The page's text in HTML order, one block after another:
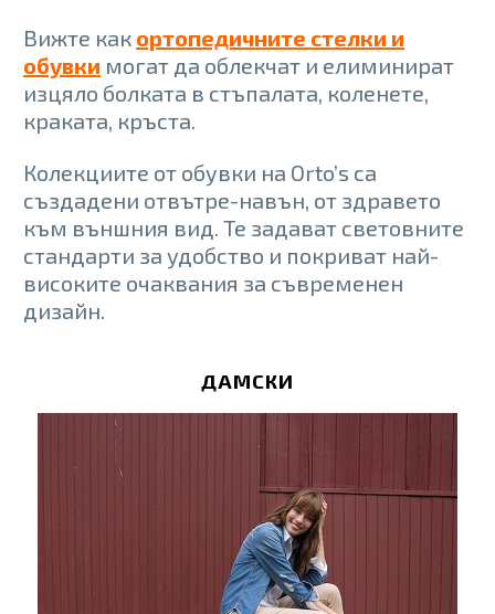
Вижте как ортопедичните стелки и
обувки могат да облекчат и елиминират
изцяло болката в стъпалата, коленете,
краката, кръста.
Колекциите от обувки на Orto’s са
създадени отвътре-навън, от здравето
към външния вид. Те задават световните
стандарти за удобство и покриват най-
високите очаквания за съвременен
дизайн.
ДАМСКИ